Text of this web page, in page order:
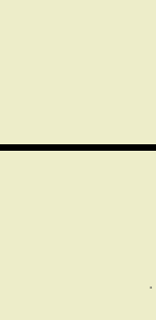
.